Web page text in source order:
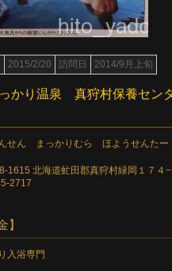
2015/2/20 訪問日 2014/9月上旬
っかり温泉 真狩村保養セン
せん まっかりむら ほようせんたー
1615 北海道虻田郡真狩村緑岡１７４−
2717
】
入浴専門